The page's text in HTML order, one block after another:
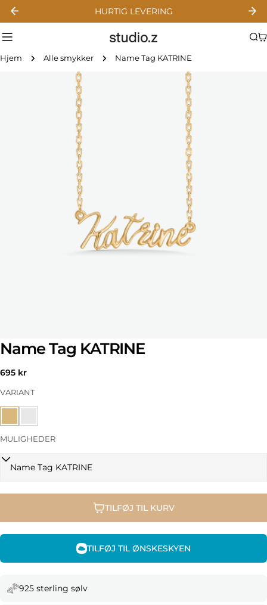
indhold
HURTIG LEVERING
Hjem Alle smykker Name Tag KATRINE
produktinformation
Name Tag KATRINE
Normal
695 kr
VARIANT
MULIGHEDER
TILFØJ TIL KURV
TILFØJ TIL ØNSKESKYEN
925 sterling sølv